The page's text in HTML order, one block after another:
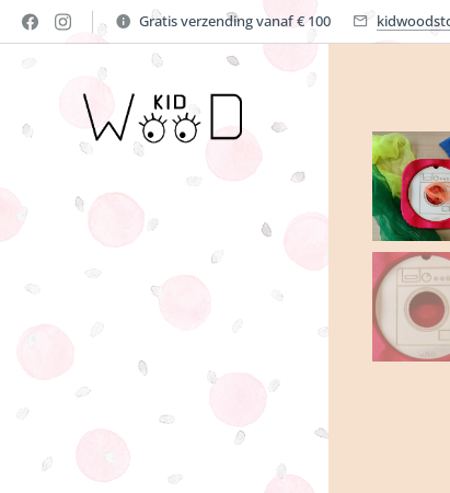
Gratis verzending vanaf € 100